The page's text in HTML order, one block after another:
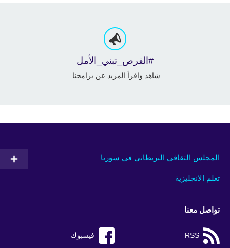
#الفرص_تبني_الأمل
شاهد واقرأ المزيد عن برامجنا.
المجلس الثقافي البريطاني في سوريا
تعلم الانجليزية
تواصل معنا
فيسبوك RSS